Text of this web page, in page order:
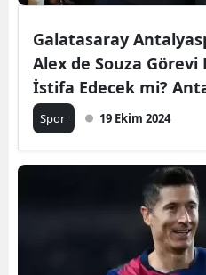
Galatasaray
Alex de Souza Görevi
İstifa Edecek mi?
Tepkili
Spor 19 Ekim 2024